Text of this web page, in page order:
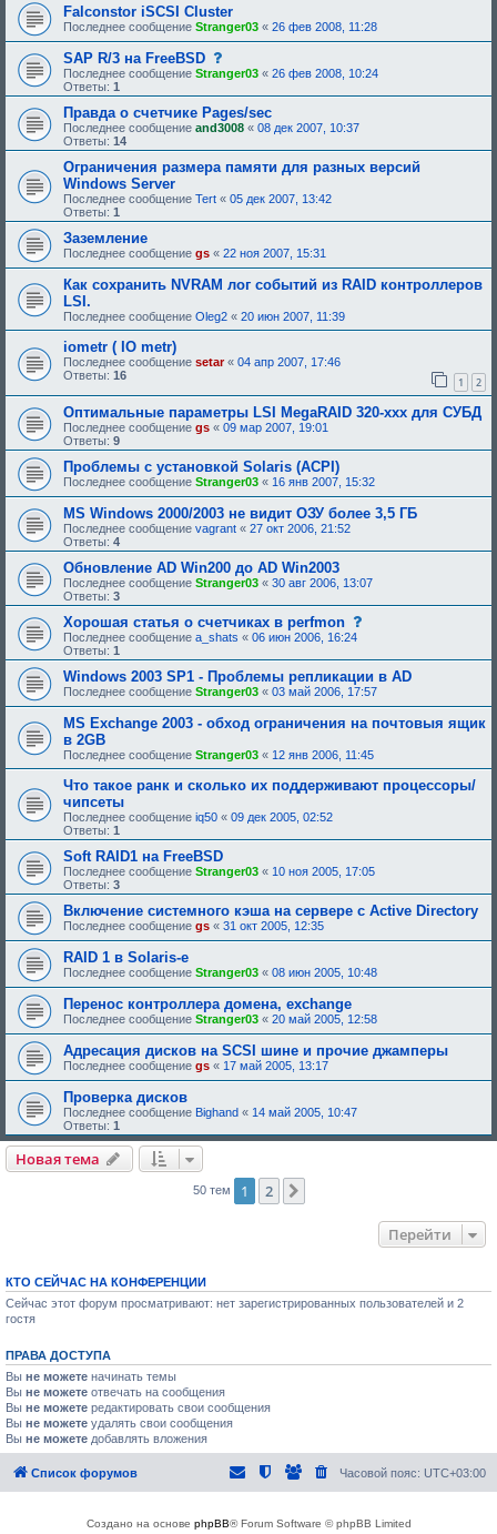
Falconstor iSCSI Cluster
Последнее сообщение Stranger03 « 26 фев 2008, 11:28
SAP R/3 на FreeBSD
о
о
б
щ
е
н
и
е
,
р
ю
щ
е
д
р
я
:
Последнее сообщение Stranger03 « 26 фев 2008, 10:24
Ответы: 1
Правда о счетчике Pages/sec
Последнее сообщение and3008 « 08 дек 2007, 10:37
Ответы: 14
Ограничения размера памяти для разных версий
Windows Server
Последнее сообщение Tert « 05 дек 2007, 13:42
Ответы: 1
Заземление
Последнее сообщение gs « 22 ноя 2007, 15:31
Как сохранить NVRAM лог событий из RAID контроллеров
LSI.
Последнее сообщение Oleg2 « 20 июн 2007, 11:39
iometr ( IO metr)
Последнее сообщение setar« 04 апр 2007, 17:46
Ответы: 16 1 2
Оптимальные параметры LSI MegaRAID 320-xxx для СУБД
Последнее сообщение gs « 09 мар 2007, 19:01
Ответы: 9
Проблемы с установкой Solaris (ACPI)
Последнее сообщение Stranger03 « 16 янв 2007, 15:32
MS Windows 2000/2003 не видит ОЗУ более 3,5 ГБ
Последнее сообщение vagrant « 27 окт 2006, 21:52
Ответы: 4
Обновление AD Win200 до AD Win2003
Последнее сообщение Stranger03 « 30 авг 2006, 13:07
Ответы: 3
Хорошая статья о счетчиках в perfmon
б
щ
е
н
е
т
р
б
о
о
б
е
и
я
:
Последнее сообщение a_shats « 06 июн 2006, 16:24
Ответы: 1
Windows 2003 SP1 - Проблемы репликации в AD
Последнее сообщение Stranger03 « 03 май 2006, 17:57
MS Exchange 2003 - обход ограничения на почтовыя ящик
в 2GB
Последнее сообщение Stranger03 « 12 янв 2006, 11:45
Что такое ранк и сколько их поддерживают процессоры/
чипсеты
Последнее сообщение iq50 « 09 дек 2005, 02:52
Ответы: 1
Soft RAID1 на FreeBSD
Последнее сообщение Stranger03 « 10 ноя 2005, 17:05
Ответы: 3
Включение системного кэша на сервере с Active Directory
Последнее сообщение gs « 31 окт 2005, 12:35
RAID 1 в Solaris-е
Последнее сообщение Stranger03 « 08 июн 2005, 10:48
Перенос контроллера домена, exchange
Последнее сообщение Stranger03 « 20 май 2005, 12:58
Адресация дисков на SCSI шине и прочие джамперы
Последнее сообщение gs « 17 май 2005, 13:17
Проверка дисков
Последнее сообщение Bighand « 14 май 2005, 10:47
Ответы: 1
Новая тема
50 тем 1 2
Перейти
КТО СЕЙЧАС НА КОНФЕРЕНЦИИ
Сейчас этот форум просматривают: нет зарегистрированных пользователей и 2
гостя
ПРАВА ДОСТУПА
Вы не можете начинать темы
Вы не можете отвечать на сообщения
Вы не можете редактировать свои сообщения
Вы не можете удалять свои сообщения
Вы не можете добавлять вложения
Список форумов Часовой пояс: UTC+03:00
Создано на основе phpBB® Forum Software © phpBB Limited